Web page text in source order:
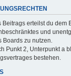
Beitrags erteilst du dem
und
Boards zu nutzen.
Punkt 2, Unterpunkt a
bestehen.